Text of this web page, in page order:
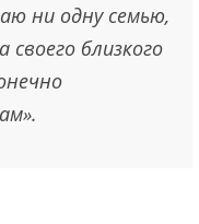
ни одну семью,
близкого